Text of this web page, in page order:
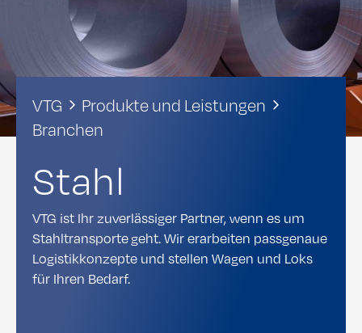
VTG
Produkte und Leistungen
Branchen
Stahl
VTG ist Ihr zuverlässiger Partner, wenn es um
Stahltransporte geht. Wir erarbeiten passgenaue
Logistikkonzepte und stellen Wagen und Loks
für Ihren Bedarf.